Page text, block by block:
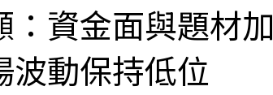
：資金面與題材加
波動保持低位